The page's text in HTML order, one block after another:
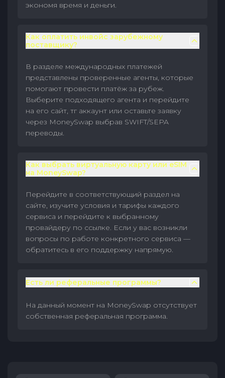
экономя время и деньги.
Как оплатить инвойс зарубежному
поставщику?
В разделе международных платежей
представлены проверенные агенты, которые
помогают провести платёж за рубеж.
Выберите подходящего агента и перейдите
на его сайт, тг аккаунт или оставьте заявку
через MoneySwap выбрав SWIFT/SEPA
переводы.
Как выбрать виртуальную карту или eSIM
на MoneySwap?
Перейдите в соответствующий раздел на
сайте, изучите условия и тарифы каждого
сервиса и перейдите к выбранному
провайдеру по ссылке. Если у вас возникли
вопросы по работе конкретного сервиса —
обратитесь в его поддержку напрямую.
Есть ли реферальные программы?
На данный момент на MoneySwap отсутствует
собственная реферальная программа.